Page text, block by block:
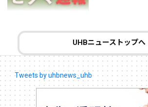
UHBニューストップへ
Tweets by uhbnews_uhb